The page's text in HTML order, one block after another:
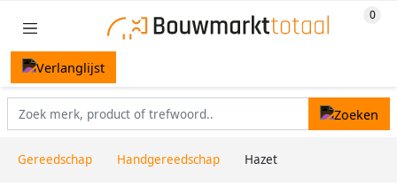
Gereedschap Handgereedschap Hazet